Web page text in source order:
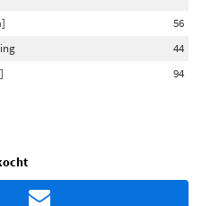
56
44
94